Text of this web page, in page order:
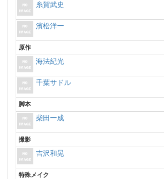
糸賀武史
濱松洋一
原作
海法紀光
千葉サドル
脚本
柴田一成
撮影
吉沢和晃
特殊メイク